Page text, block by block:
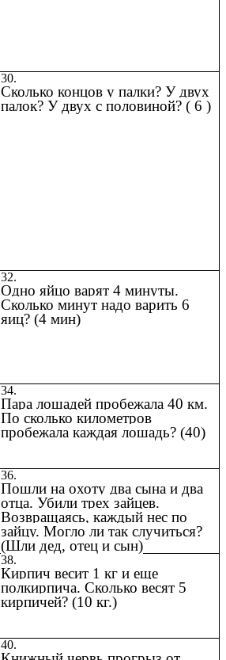
30.
Сколько концов у палки? У двух
палок? У двух с половиной? ( 6 )
32.
Одно яйцо варят 4 минуты.
Сколько минут надо варить 6
яиц? (4 мин)
34.
Пара лошадей пробежала 40 км.
По сколько километров
пробежала каждая лошадь? (40)
36.
Пошли на охоту два сына и два
отца. Убили трех зайцев.
Возвращаясь, каждый нес по
зайцу. Могло ли так случиться?
(Шли дед, отец и сын)
38.
Кирпич весит 1 кг и еще
полкирпича. Сколько весят 5
кирпичей? (10 кг.)
40.